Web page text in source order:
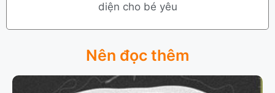
diện cho bé yêu
Nên đọc thêm